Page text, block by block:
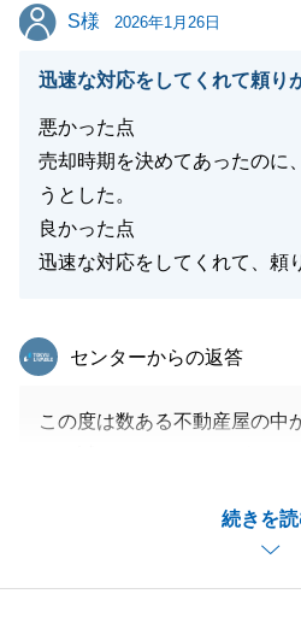
いです。
S様
S様 2026年1月26日
迅速な対応をしてくれて頼り
悪かった点
売却時期を決めてあったのに
うとした。
良かった点
迅速な対応をしてくれて、頼
続きを
東急リバブル
センターからの返答
この度は数ある不動産屋の中
今後も教訓をいかして、誠心